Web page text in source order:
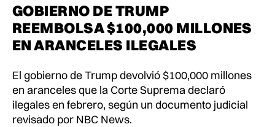
GOBIERNO DE TRUMP
REEMBOLSA $100,000 MILLONES
EN ARANCELES ILEGALES
El gobierno de Trump devolvió $100,000 millones
en aranceles que la Corte Suprema declaró
ilegales en febrero, según un documento judicial
revisado por NBC News.